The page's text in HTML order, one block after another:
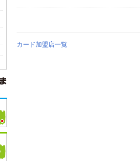
カード加盟店一覧